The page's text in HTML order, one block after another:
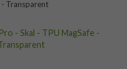
- Transparent